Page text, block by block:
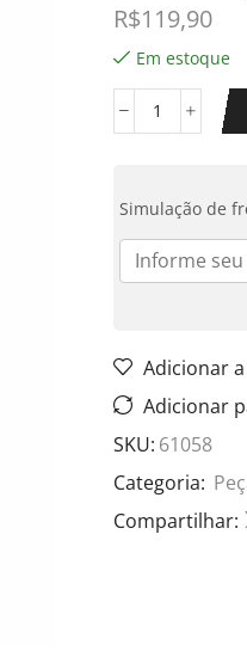
R$119,90
Em estoque
Simulação de
Adicionar
Adicionar
SKU: 61058
Categoria:
Compartilhar: